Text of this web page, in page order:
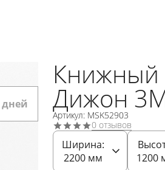
дней Дижон
Артикул: MSK52903
0 отзывов
Ширина:
2200мм
1200